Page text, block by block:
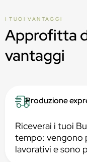
I TUOI VANTAGGI
Approfitta
vantaggi
Produzione
Riceverai i tuoi
tempo: vengono
lavorativi e sono